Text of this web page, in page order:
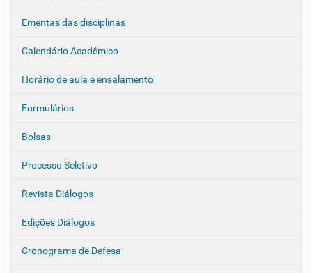
Ementas das disciplinas
Calendário Acadêmico
Horário de aula e ensalamento
Formulários
Bolsas
Processo Seletivo
Revista Diálogos
Edições Diálogos
Cronograma de Defesa